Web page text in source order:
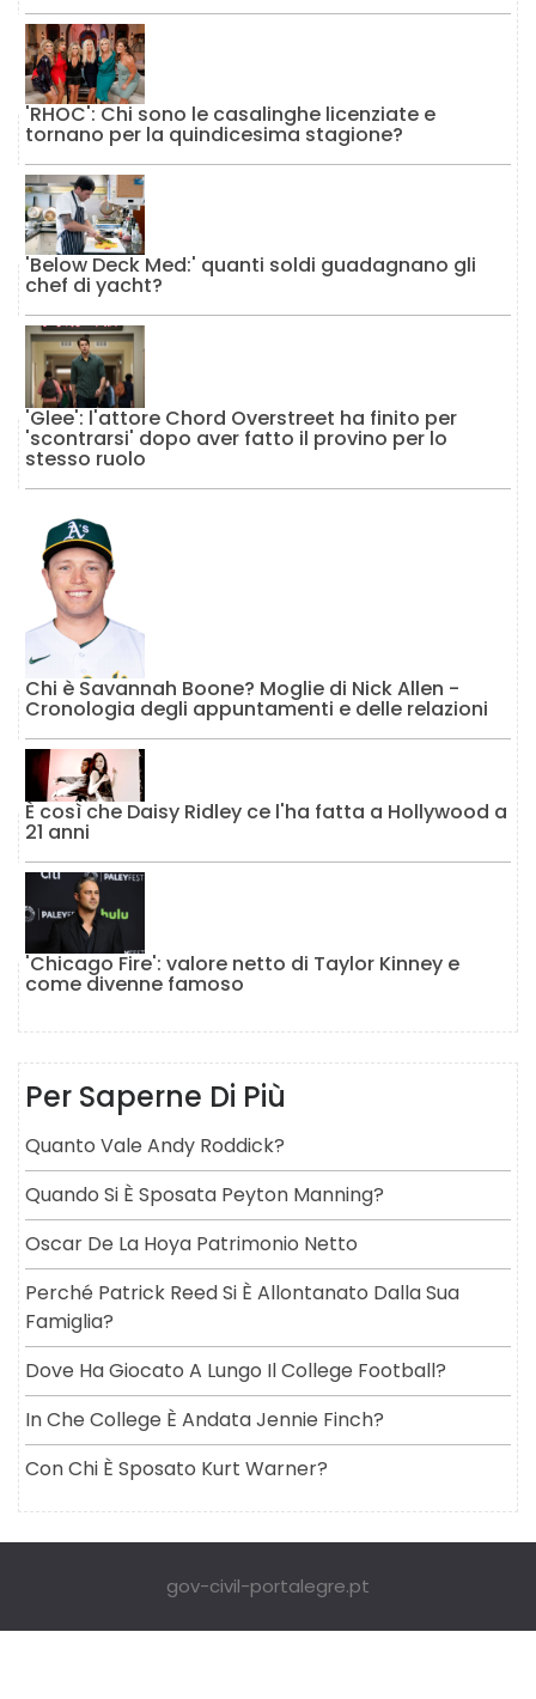
'RHOC': Chi sono le casalinghe licenziate e
tornano per la quindicesima stagione?
'Below Deck Med:' quanti soldi guadagnano gli
chef di yacht?
'Glee': l'attore Chord Overstreet ha finito per
'scontrarsi' dopo aver fatto il provino per lo
stesso ruolo
Chi è Savannah Boone? Moglie di Nick Allen -
Cronologia degli appuntamenti e delle relazioni
È così che Daisy Ridley ce l'ha fatta a Hollywood a
21 anni
'Chicago Fire': valore netto di Taylor Kinney e
come divenne famoso
Per Saperne Di Più
Quanto Vale Andy Roddick?
Quando Si È Sposata Peyton Manning?
Oscar De La Hoya Patrimonio Netto
Perché Patrick Reed Si È Allontanato Dalla Sua
Famiglia?
Dove Ha Giocato A Lungo Il College Football?
In Che College È Andata Jennie Finch?
Con Chi È Sposato Kurt Warner?
gov-civil-portalegre.pt